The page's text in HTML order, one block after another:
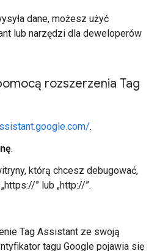
dane, możesz użyć
lub narzędzi dla deweloperów
rozszerzenia Tag
.
.
którą chcesz debugować,
” lub „http://”.
Tag Assistant ze swoją
tagu Google pojawia się